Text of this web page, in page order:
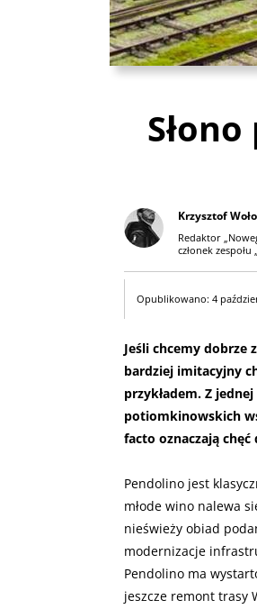
Krzysztof
Redaktor
członek zespołu
Opublikowano: 4
Jeśli chcemy dobrze
bardziej imitacyjny
przykładem. Z
potiomkinowskich
facto oznaczają
Pendolino jest
młode wino nalewa
nieświeży obiad
modernizacje
Pendolino ma
jeszcze remont trasy